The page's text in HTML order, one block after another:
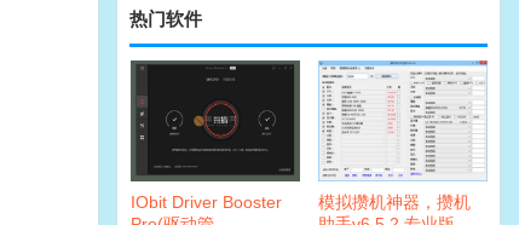
热门软件
IObit Driver Booster
模拟攒机神器，攒机